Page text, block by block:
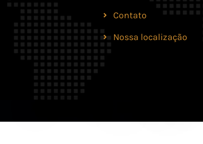
Contato
Nossa localização